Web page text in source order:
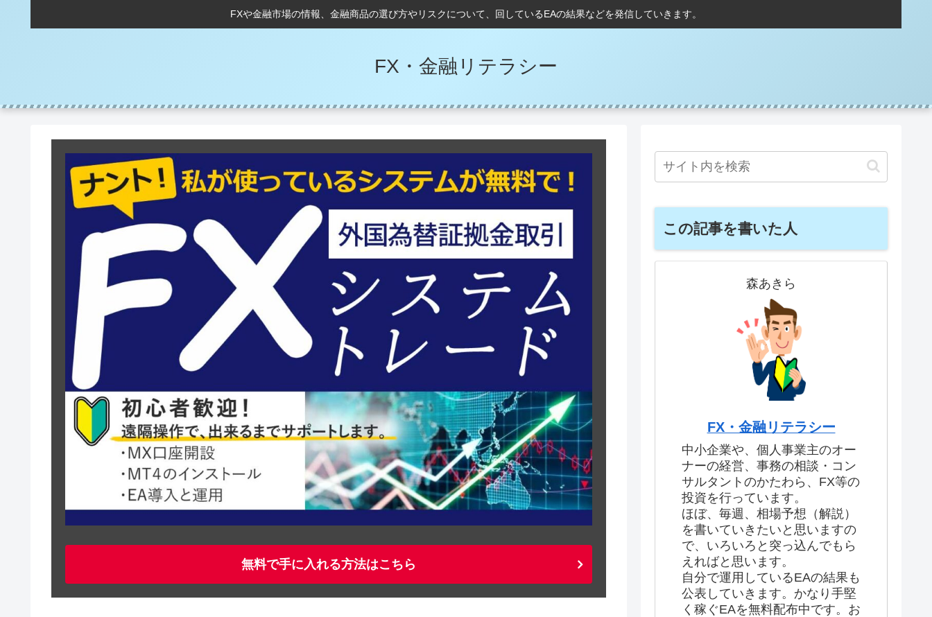
FXや金融市場の情報、金融商品の選び方やリスクについて、回しているEAの結果などを発信していきます。
FX・金融リテラシー
無料で手に入れる方法はこちら
この記事を書いた人
森あきら
FX・金融リテラシー
中小企業や、個人事業主のオー
ナーの経営、事務の相談・コン
サルタントのかたわら、FX等の
投資を行っています。
ほぼ、毎週、相場予想（解説）
を書いていきたいと思いますの
で、いろいろと突っ込んでもら
えればと思います。
自分で運用しているEAの結果も
公表していきます。かなり手堅
く稼ぐEAを無料配布中です。お